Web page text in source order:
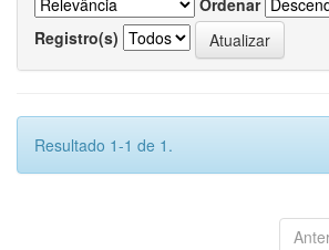
Ordenar
Registro(s)
Resultado 1-1 de 1.